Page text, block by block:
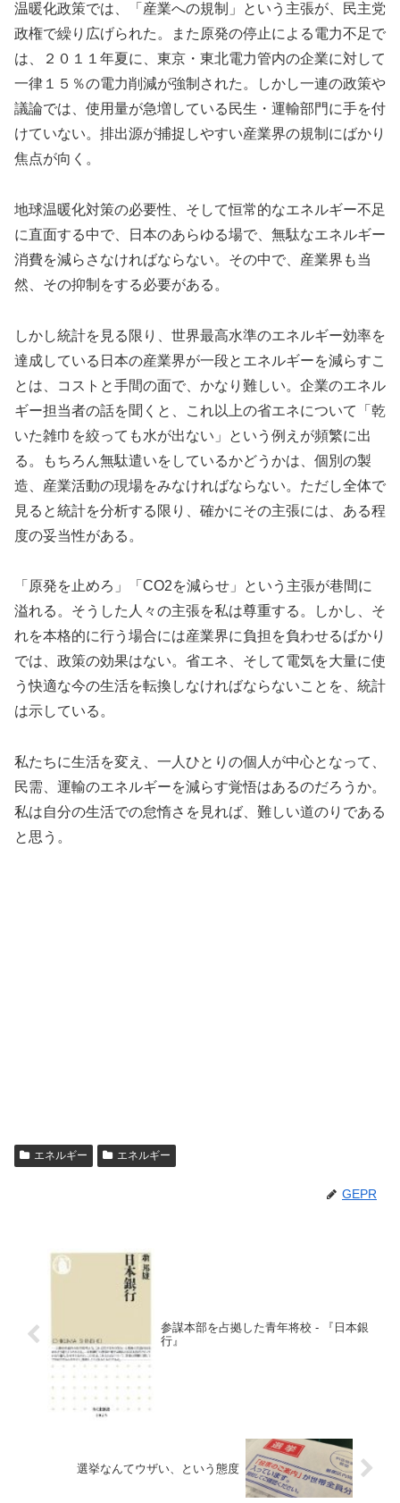
温暖化政策では、「産業への規制」という主張が、民主党
政権で繰り広げられた。また原発の停止による電力不足で
は、２０１１年夏に、東京・東北電力管内の企業に対して
一律１５％の電力削減が強制された。しかし一連の政策や
議論では、使用量が急増している民生・運輸部門に手を付
けていない。排出源が捕捉しやすい産業界の規制にばかり
焦点が向く。
地球温暖化対策の必要性、そして恒常的なエネルギー不足
に直面する中で、日本のあらゆる場で、無駄なエネルギー
消費を減らさなければならない。その中で、産業界も当
然、その抑制をする必要がある。
しかし統計を見る限り、世界最高水準のエネルギー効率を
達成している日本の産業界が一段とエネルギーを減らすこ
とは、コストと手間の面で、かなり難しい。企業のエネル
ギー担当者の話を聞くと、これ以上の省エネについて「乾
いた雑巾を絞っても水が出ない」という例えが頻繁に出
る。もちろん無駄遣いをしているかどうかは、個別の製
造、産業活動の現場をみなければならない。ただし全体で
見ると統計を分析する限り、確かにその主張には、ある程
度の妥当性がある。
「原発を止めろ」「CO2を減らせ」という主張が巷間に
溢れる。そうした人々の主張を私は尊重する。しかし、そ
れを本格的に行う場合には産業界に負担を負わせるばかり
では、政策の効果はない。省エネ、そして電気を大量に使
う快適な今の生活を転換しなければならないことを、統計
は示している。
私たちに生活を変え、一人ひとりの個人が中心となって、
民需、運輸のエネルギーを減らす覚悟はあるのだろうか。
私は自分の生活での怠惰さを見れば、難しい道のりである
と思う。
エネルギー エネルギー
GEPR
参謀本部を占拠した青年将校 - 『日本銀
行』
選挙なんてウザい、という態度